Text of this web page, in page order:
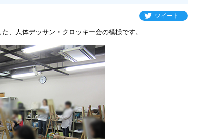
ツイート
、人体デッサン・クロッキー会の模様です。